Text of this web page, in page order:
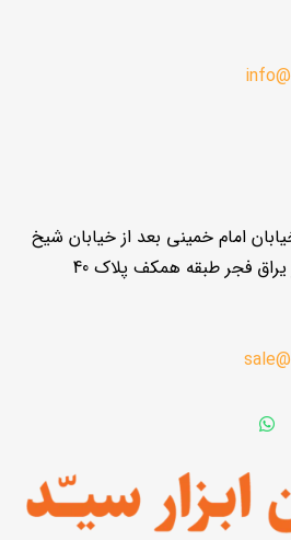
امام خمینی بعد از خیابان شیخ
یراق فجر طبقه همکف پلاک 40